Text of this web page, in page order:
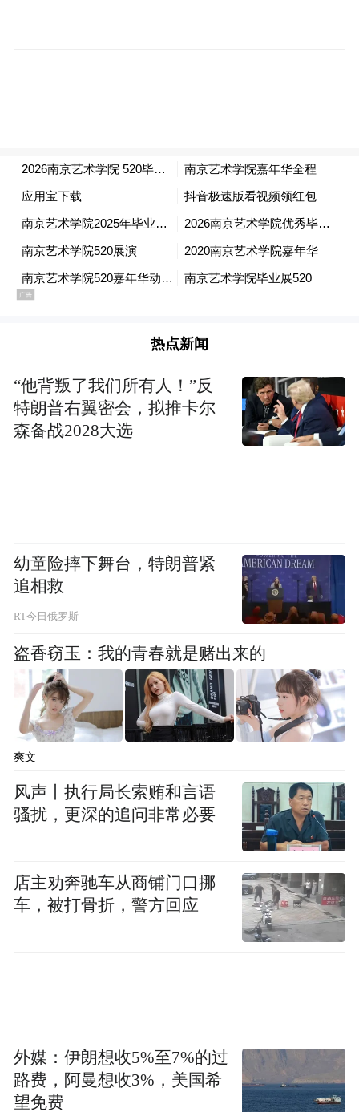
布，本平台仅提供信息存储空间服务。
pictures and audios if any) is uploaded and posted
by the user of Dafeng Hao, which is a social media
platform and merely provides information storage
space services.”
热点新闻
“他背叛了我们所有人！”反
特朗普右翼密会，拟推卡尔
森备战2028大选
幼童险摔下舞台，特朗普紧
追相救
RT今日俄罗斯
盗香窃玉：我的青春就是赌出来的
爽文
风声丨执行局长索贿和言语
骚扰，更深的追问非常必要
店主劝奔驰车从商铺门口挪
车，被打骨折，警方回应
外媒：伊朗想收5%至7%的过
路费，阿曼想收3%，美国希
望免费